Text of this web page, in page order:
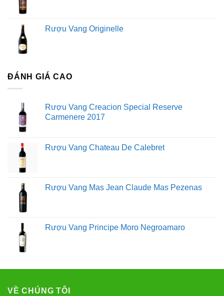
Rượu Vang Originelle
ĐÁNH GIÁ CAO
Rượu Vang Creacion Special Reserve
Carmenere 2017
Rượu Vang Chateau De Calebret
Rượu Vang Mas Jean Claude Mas Pezenas
Rượu Vang Principe Moro Negroamaro
VỀ CHÚNG TÔI